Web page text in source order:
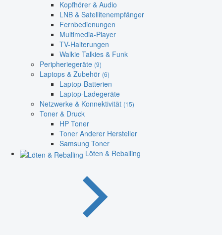
Kopfhörer & Audio
LNB & Satellitenempfänger
Fernbedienungen
Multimedia-Player
TV-Halterungen
Walkie Talkies & Funk
Peripheriegeräte (9)
Laptops & Zubehör (6)
Laptop-Batterien
Laptop-Ladegeräte
Netzwerke & Konnektivität (15)
Toner & Druck
HP Toner
Toner Anderer Hersteller
Samsung Toner
Löten & Reballing